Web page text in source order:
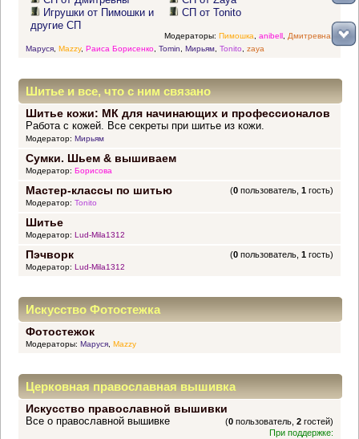
Игрушки от Пимошки и
другие СП
СП от Tonito
Модераторы: Пимошка anibell, Дмитревна
Маруся, Mazzy, Раиса Борисенко, Tomin Мирьям, Tonito zaya
Шитье и все, что с ним связано
Шитье кожи: МК для начинающих и профессионалов
Работа с кожей. Все секреты при шитье из кожи.
Модератор: Мирьям
Сумки. Шьем & вышиваем
Модератор: Борисова
Мастер-классы по шитью (0 пользователь,1 гость)
Модератор: Tonito
Шитье
Модератор: Lud-Mila1312
Пэчворк (0 пользователь,1 гость)
Модератор: Lud-Mila1312
Искусство Фотостежка
Фотостежок
Модераторы: Маруся, Mazzy
Церковная православная вышивка
Искусство православной вышивки
(0 пользователь,2 гостей)
Все о православной вышивке
При поддержке: